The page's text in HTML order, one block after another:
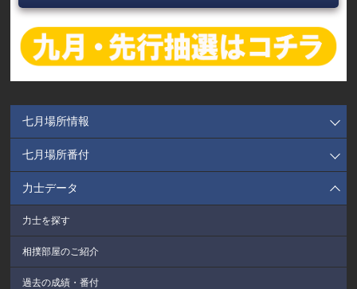
七月場所情報
七月場所番付
力士データ
力士を探す
相撲部屋のご紹介
過去の成績・番付